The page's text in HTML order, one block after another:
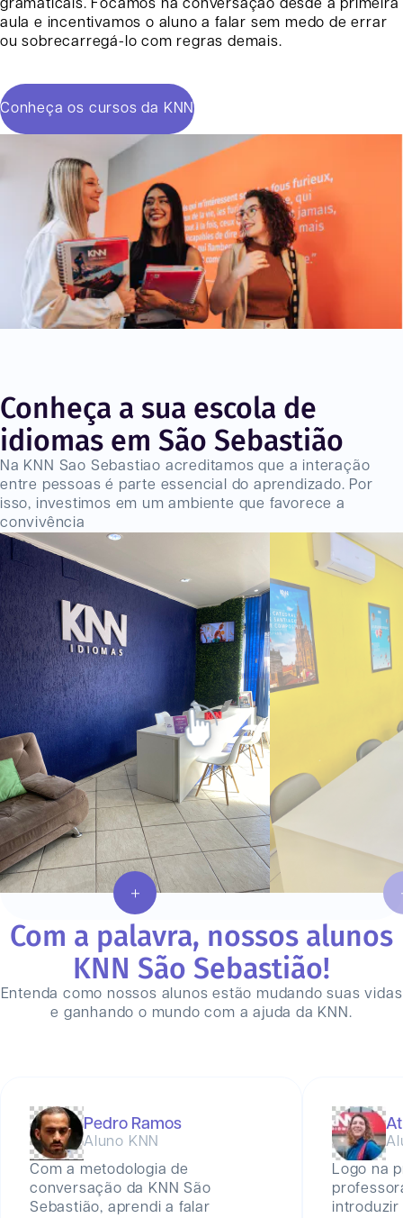
gramaticais. Focamos na conversação desde a primeira
aula e incentivamos o aluno a falar sem medo de errar
ou sobrecarregá-lo com regras demais.
Conheça os cursos da KNN
Conheça a sua escola de
idiomas em São Sebastião
Na KNN Sao Sebastiao acreditamos que a interação
entre pessoas é parte essencial do aprendizado. Por
isso, investimos em um ambiente que favorece a
convivência
Com a palavra, nossos alunos
KNN São Sebastião!
Entenda como nossos alunos estão mudando suas vidas
e ganhando o mundo com a ajuda da KNN.
Pedro Ramos
Aluno KNN
Com a metodologia de
conversação da KNN São
Sebastião, aprendi a falar
Logo na
introduzir